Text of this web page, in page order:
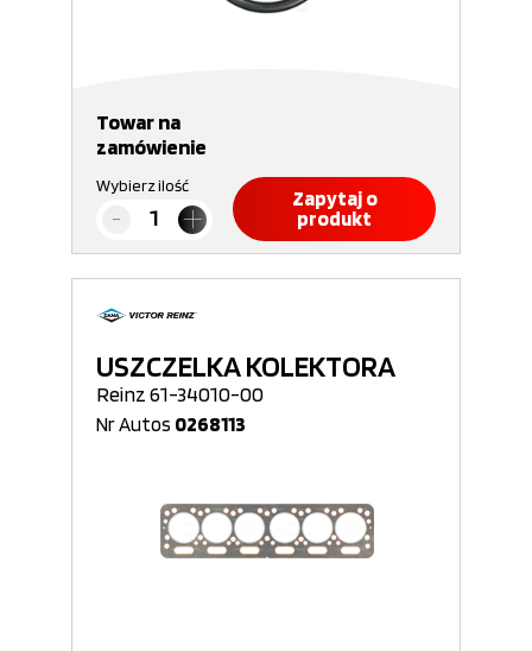
Towar na
zamówienie
Wybierz ilość
Zapytaj o
produkt
USZCZELKA KOLEKTORA
Reinz 61-34010-00
Nr Autos 0268113